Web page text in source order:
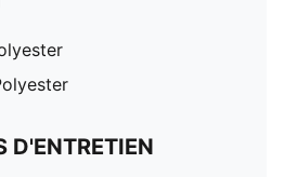
D'ENTRETIEN